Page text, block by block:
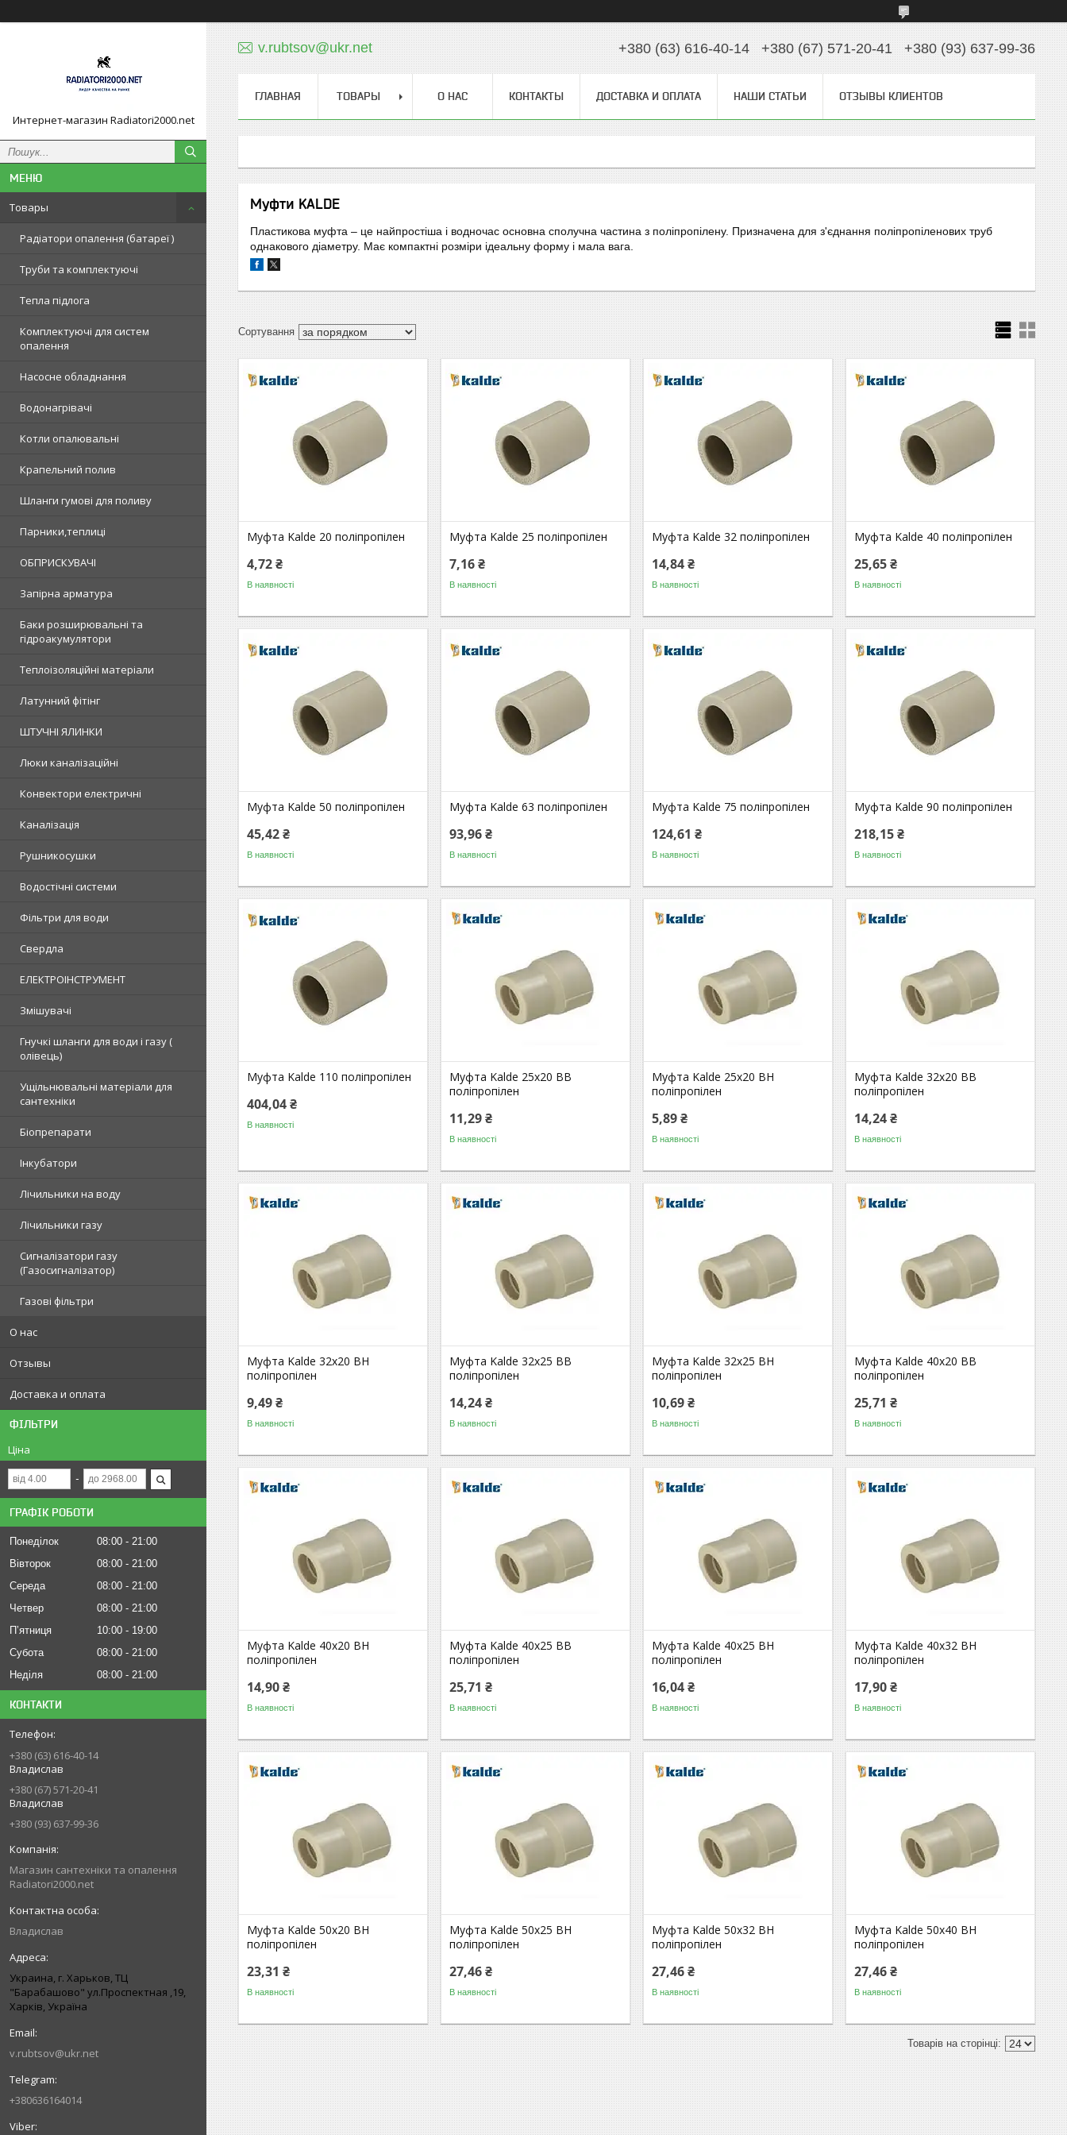
Интернет-магазин Radiatori2000.net
Товары
Радіатори опалення (батареї )
Труби та комплектуючі
Тепла підлога
Комплектуючі для систем
опалення
Насосне обладнання
Водонагрівачі
Котли опалювальні
Крапельний полив
Шланги гумові для поливу
Парники,теплиці
ОБПРИСКУВАЧІ
Запірна арматура
Баки розширювальні та
гідроакумулятори
Теплоізоляційні матеріали
Латунний фітінг
ШТУЧНІ ЯЛИНКИ
Люки каналізаційні
Конвектори електричні
Каналізація
Рушникосушки
Водостічні системи
Фільтри для води
Свердла
ЕЛЕКТРОІНСТРУМЕНТ
Змішувачі
Гнучкі шланги для води і газу (
олівець)
Ущільнювальні матеріали для
сантехніки
Біопрепарати
Інкубатори
Лічильники на воду
Лічильники газу
Сигналізатори газу
(Газосигналізатор)
Газові фільтри
О нас
Отзывы
Доставка и оплата
ФІЛЬТРИ
Ціна
ГРАФІК РОБОТИ
Понеділок 08:00
21:00
Вівторок
08:00
21:00
Середа
08:00
21:00
Четвер
08:00
21:00
Пʼятниця
10:00
19:00
Субота
08:00
21:00
Неділя
08:00 21:00
КОНТАКТИ
+380 (63) 616-40-14
Владислав
+380 (67) 571-20-41
Владислав
+380 (93) 637-99-36
Магазин сантехніки та опалення
Radiatori2000.net
Владислав
Украина, г. Харьков, ТЦ
"Барабашово" ул.Проспектная ,19,
Харків, Україна
v.rubtsov@ukr.net
+380636164014
v.rubtsov@ukr.net +380 (63) 616-40-14 +380 (67) 571-20-41 +380 (93) 637-99-36
ГЛАВНАЯ ТОВАРЫ О НАС КОНТАКТЫ ДОСТАВКА И ОПЛАТА НАШИ СТАТЬИ ОТЗЫВЫ КЛИЕНТОВ
Муфти KALDE
Пластикова муфта – це найпростіша і водночас основна сполучна частина з поліпропілену. Призначена для з'єднання поліпропіленових труб
однакового діаметру. Має компактні розміри ідеальну форму і мала вага.
Муфта Kalde 20 поліпропілен
4,72 ₴
В наявності
Муфта Kalde 25 поліпропілен
7,16 ₴
В наявності
Муфта Kalde 32 поліпропілен
14,84 ₴
В наявності
Муфта Kalde 40 поліпропілен
25,65 ₴
В наявності
Муфта Kalde 50 поліпропілен
45,42 ₴
В наявності
Муфта Kalde 63 поліпропілен
93,96 ₴
В наявності
Муфта Kalde 75 поліпропілен
124,61 ₴
В наявності
Муфта Kalde 90 поліпропілен
218,15 ₴
В наявності
Муфта Kalde 110 поліпропілен
404,04 ₴
В наявності
Муфта Kalde 25х20 ВВ
поліпропілен
11,29 ₴
В наявності
Муфта Kalde 25х20 ВН
поліпропілен
5,89 ₴
В наявності
Муфта Kalde 32х20 ВВ
поліпропілен
14,24 ₴
В наявності
Муфта Kalde 32х20 ВН
поліпропілен
9,49 ₴
В наявності
Муфта Kalde 32х25 ВВ
поліпропілен
14,24 ₴
В наявності
Муфта Kalde 32х25 ВН
поліпропілен
10,69 ₴
В наявності
Муфта Kalde 40х20 ВВ
поліпропілен
25,71 ₴
В наявності
Муфта Kalde 40х20 ВН
поліпропілен
14,90 ₴
В наявності
Муфта Kalde 40х25 ВВ
поліпропілен
25,71 ₴
В наявності
Муфта Kalde 40х25 ВН
поліпропілен
16,04 ₴
В наявності
Муфта Kalde 40х32 ВН
поліпропілен
17,90 ₴
В наявності
Муфта Kalde 50х20 ВН
поліпропілен
23,31 ₴
В наявності
Муфта Kalde 50х25 ВН
поліпропілен
27,46 ₴
В наявності
Муфта Kalde 50х32 ВН
поліпропілен
27,46 ₴
В наявності
Муфта Kalde 50х40 ВН
поліпропілен
27,46 ₴
В наявності